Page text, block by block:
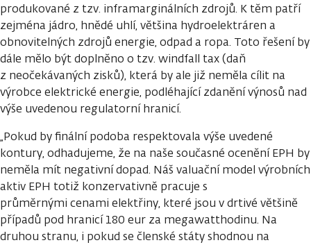
produkované z tzv. inframarginálních zdrojů. K těm patří
zejména jádro, hnědé uhlí, většina hydroelektráren a
obnovitelných zdrojů energie, odpad a ropa. Toto řešení by
dále mělo být doplněno o tzv. windfall tax (daň
z neočekávaných zisků), která by ale již neměla cílit na
výrobce elektrické energie, podléhající zdanění výnosů nad
výše uvedenou regulatorní hranicí.
„Pokud by finální podoba respektovala výše uvedené
kontury, odhadujeme, že na naše současné ocenění EPH by
neměla mít negativní dopad. Náš valuační model výrobních
aktiv EPH totiž konzervativně pracuje s
průměrnými cenami elektřiny, které jsou v drtivé většině
případů pod hranicí 180 eur za megawatthodinu. Na
druhou stranu, i pokud se členské státy shodnou na